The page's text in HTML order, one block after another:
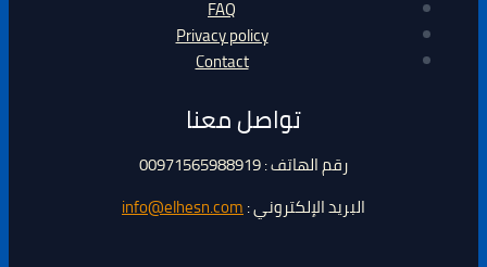
Privacy policy
تواصل معنا
رقم الهاتف : 00971565988919
البريد الإلكتروني :info@elhesn.com